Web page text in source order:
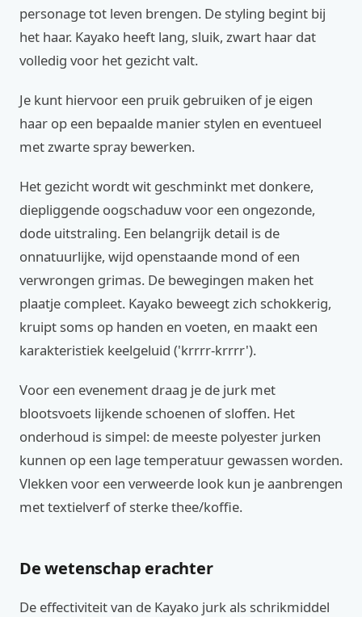
personage tot leven brengen. De styling begint bij
het haar. Kayako heeft lang, sluik, zwart haar dat
volledig voor het gezicht valt.
Je kunt hiervoor een pruik gebruiken of je eigen
haar op een bepaalde manier stylen en eventueel
met zwarte spray bewerken.
Het gezicht wordt wit geschminkt met donkere,
diepliggende oogschaduw voor een ongezonde,
dode uitstraling. Een belangrijk detail is de
onnatuurlijke, wijd openstaande mond of een
verwrongen grimas. De bewegingen maken het
plaatje compleet. Kayako beweegt zich schokkerig,
kruipt soms op handen en voeten, en maakt een
karakteristiek keelgeluid ('krrrr-krrrr').
Voor een evenement draag je de jurk met
blootsvoets lijkende schoenen of sloffen. Het
onderhoud is simpel: de meeste polyester jurken
kunnen op een lage temperatuur gewassen worden.
Vlekken voor een verweerde look kun je aanbrengen
met textielverf of sterke thee/koffie.
De wetenschap erachter
De effectiviteit van de Kayako jurk als schrikmiddel